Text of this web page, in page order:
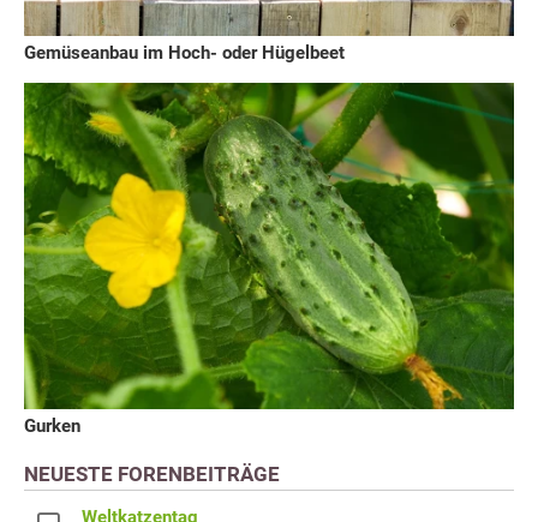
Gemüseanbau im Hoch- oder Hügelbeet
Gurken
NEUESTE FORENBEITRÄGE
Weltkatzentag